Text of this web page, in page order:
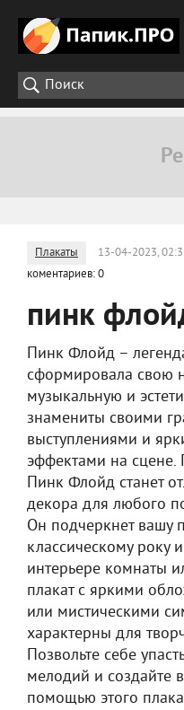
Плакаты 13-04-2023,
коментариев: 0
пинк
Пинк Флойд –
сформировала свою
музыкальную и
знамениты своими
выступлениями и
эффектами на сцене.
Пинк Флойд станет
декора для любого
Он подчеркнет вашу
классическому року
интерьере комнаты
плакат с яркими
или мистическими
характерны для
Позвольте себе
мелодий и создайте
помощью этого